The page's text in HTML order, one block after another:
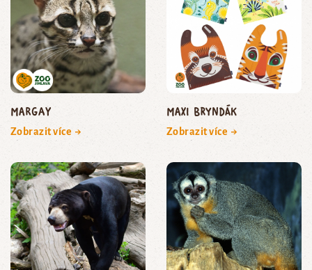
margay
Zobrazit více →
Maxi bryndák
Zobrazit více →